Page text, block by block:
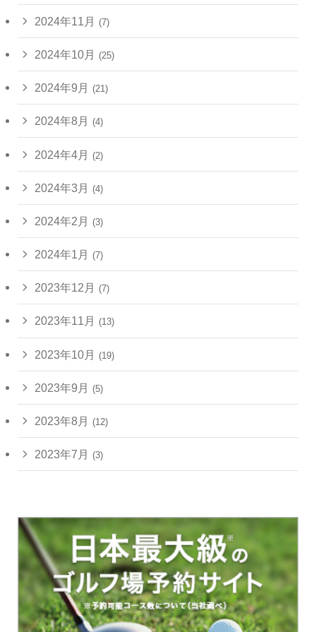
2024年11月 (7)
2024年10月 (25)
2024年9月 (21)
2024年8月 (4)
2024年4月 (2)
2024年3月 (4)
2024年2月 (3)
2024年1月 (7)
2023年12月 (7)
2023年11月 (13)
2023年10月 (19)
2023年9月 (5)
2023年8月 (12)
2023年7月 (3)